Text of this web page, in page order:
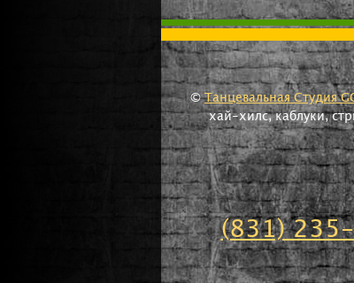
©Танцевальная Студия
хай-хилс, каблуки,
(831)